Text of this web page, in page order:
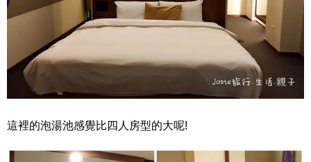
這裡的泡湯池感覺比四人房型的大呢!